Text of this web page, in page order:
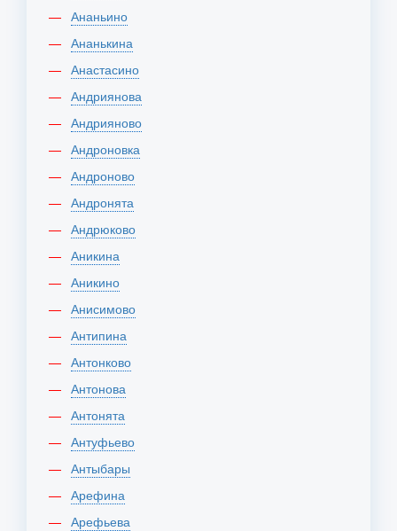
Ананьино
Ананькина
Анастасино
Андриянова
Андрияново
Андроновка
Андроново
Андронята
Андрюково
Аникина
Аникино
Анисимово
Антипина
Антонково
Антонова
Антонята
Антуфьево
Антыбары
Арефина
Арефьева